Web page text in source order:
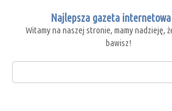
content
Najlepsza gazeta internetowa
Witamy na naszej stronie, mamy nadzieję,
bawisz!
Search: